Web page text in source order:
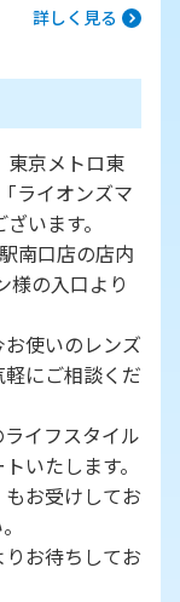
詳しく見る
東京メトロ東
ライオンズマ
います。
南口店の店内
様の入口より
使いのレンズ
にご相談くだ
イフスタイル
いたします。
お受けしてお
お待ちしてお